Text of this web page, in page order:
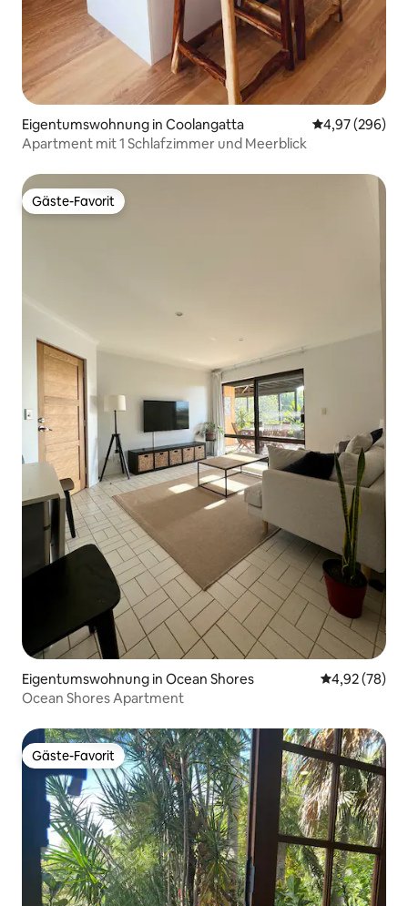
Eigentumswohnung in Coolangatta
4,97 (296)
Apartment mit 1 Schlafzimmer und Meerblick
Gäste-Favorit
Gäste-Favorit
Eigentumswohnung in Ocean Shores
4,92 (78)
Ocean Shores Apartment
Gäste-Favorit
Gäste-Favorit